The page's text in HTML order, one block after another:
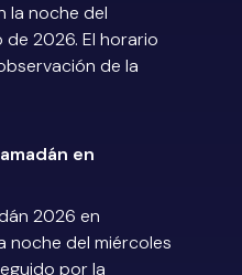
la noche del
2026. El horario
de la
en
2026 en
noche del miércoles
por la